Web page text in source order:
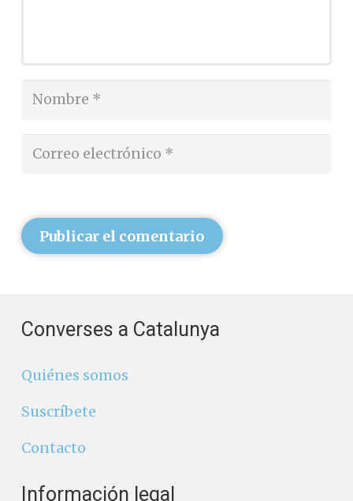
Publicar el comentario
Converses a Catalunya
Quiénes somos
Suscríbete
Contacto
Información legal